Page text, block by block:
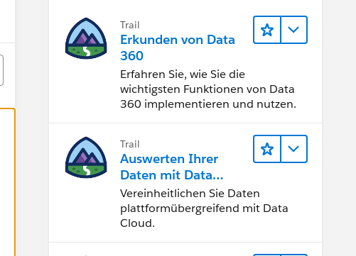
Trail
Erkunden von Data
360
Erfahren Sie, wie Sie die
wichtigsten Funktionen von Data
360 implementieren und nutzen.
Trail
Auswerten Ihrer
Daten mit Data
Cloud
Vereinheitlichen Sie Daten
plattformübergreifend mit Data
Cloud.